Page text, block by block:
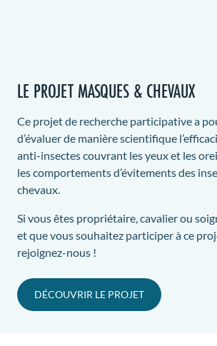
LE PROJET MASQUES & CHEVAUX
Ce projet de recherche participative a
d’évaluer de manière scientifique
anti-insectes couvrant les yeux et les
les comportements d’évitements des
chevaux.
Si vous êtes propriétaire, cavalier ou
et que vous souhaitez participer à ce
rejoignez-nous !
DÉCOUVRIR LE PROJET